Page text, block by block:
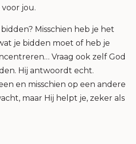
jou.
Misschien heb je het
je bidden moet of heb je
Vraag ook zelf God
Hij antwoordt echt.
en misschien op een andere
maar Hij helpt je, zeker als